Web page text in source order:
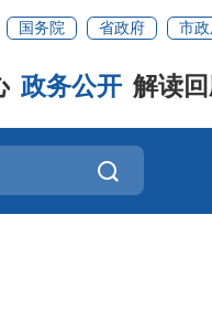
国务院 省政府 市
政务公开 解读